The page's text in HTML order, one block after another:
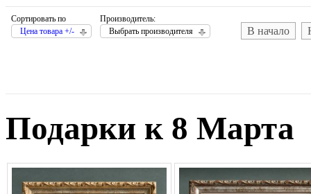
Сортировать по
Цена товара +/-
Производитель:
Выбрать производителя
В начало
Подарки к 8 Марта